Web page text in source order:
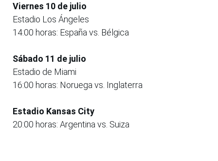
Viernes 10 de julio
Estadio Los Ángeles
14:00 horas: España vs. Bélgica
Sábado 11 de julio
Estadio de Miami
16:00 horas: Noruega vs. Inglaterra
Estadio Kansas City
20:00 horas: Argentina vs. Suiza